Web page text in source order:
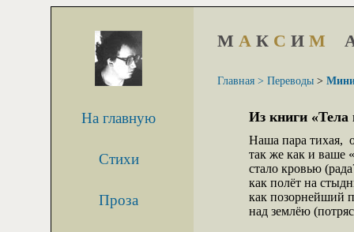
На главную
Стихи
Проза
М А К С И М
Главная > Переводы >
Из книги «Тела
Наша пара тихая,  о
так же как и ваше
стало кровью
как полёт на
как позорнейший
над землёю